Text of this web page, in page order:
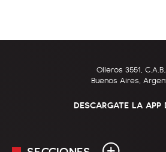
Olleros 3551,
Buenos Aires,
DESCARGATE LA APP